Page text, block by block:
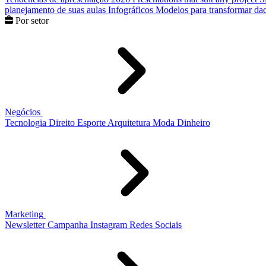
planejamento de suas aulas Infográficos Modelos para transformar
Por setor
Negócios
Tecnologia Direito Esporte Arquitetura Moda Dinheiro
Marketing
Newsletter Campanha Instagram Redes Sociais